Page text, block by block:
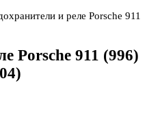
и реле Porsche 911
Porsche 911 (996)